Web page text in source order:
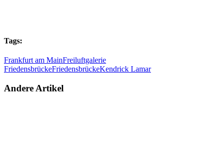
Tags:
Frankfurt am MainFreiluftgalerie
FriedensbrückeFriedensbrückeKendrick Lamar
Andere Artikel